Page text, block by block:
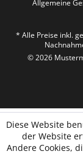
Allgemeine
* Alle Preise inkl.
© 2026
Diese Website
der Website
Andere Cookies,